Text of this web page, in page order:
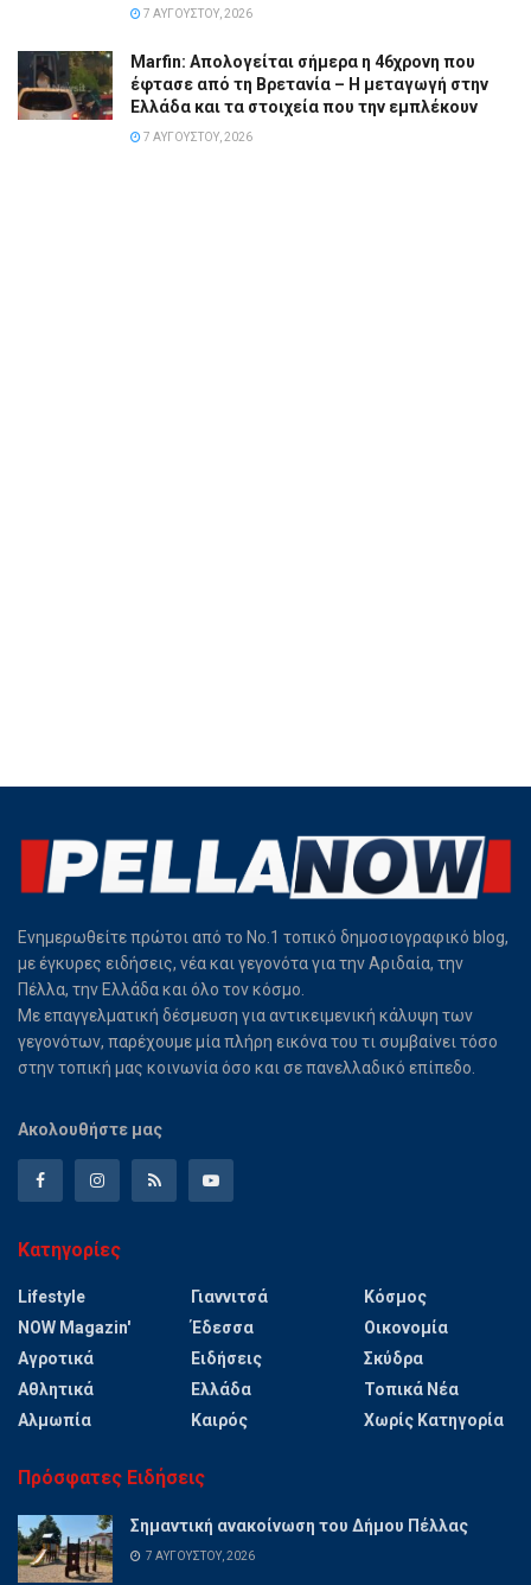
7 ΑΥΓΟΎΣΤΟΥ, 2026
Marfin: Απολογείται σήμερα η 46χρονη που
έφτασε από τη Βρετανία – Η μεταγωγή στην
Ελλάδα και τα στοιχεία που την εμπλέκουν
7 ΑΥΓΟΎΣΤΟΥ, 2026
Ενημερωθείτε πρώτοι από το Νο.1 τοπικό δημοσιογραφικό blog,
με έγκυρες ειδήσεις, νέα και γεγονότα για την Αριδαία, την
Πέλλα, την Ελλάδα και όλο τον κόσμο.
Με επαγγελματική δέσμευση για αντικειμενική κάλυψη των
γεγονότων, παρέχουμε μία πλήρη εικόνα του τι συμβαίνει τόσο
στην τοπική μας κοινωνία όσο και σε πανελλαδικό επίπεδο.
Ακολουθήστε μας
Κατηγορίες
Lifestyle
NOW Magazin'
Αγροτικά
Αθλητικά
Αλμωπία
Γιαννιτσά
Έδεσσα
Ειδήσεις
Ελλάδα
Καιρός
Κόσμος
Οικονομία
Σκύδρα
Τοπικά Νέα
Χωρίς Κατηγορία
Πρόσφατες Ειδήσεις
Σημαντική ανακοίνωση του Δήμου Πέλλας
7 ΑΥΓΟΎΣΤΟΥ, 2026